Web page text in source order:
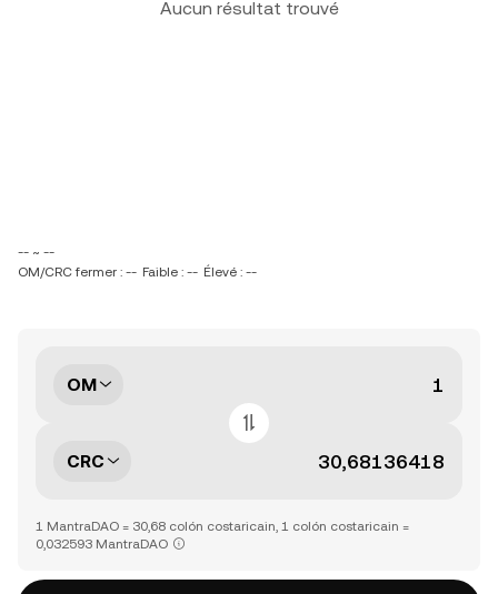
Aucun résultat trouvé
-- ~ --
OM/CRC fermer : -- Faible : -- Élevé : --
OM
CRC
1 MantraDAO = 30,68 colón costaricain, 1 colón costaricain =
0,032593 MantraDAO